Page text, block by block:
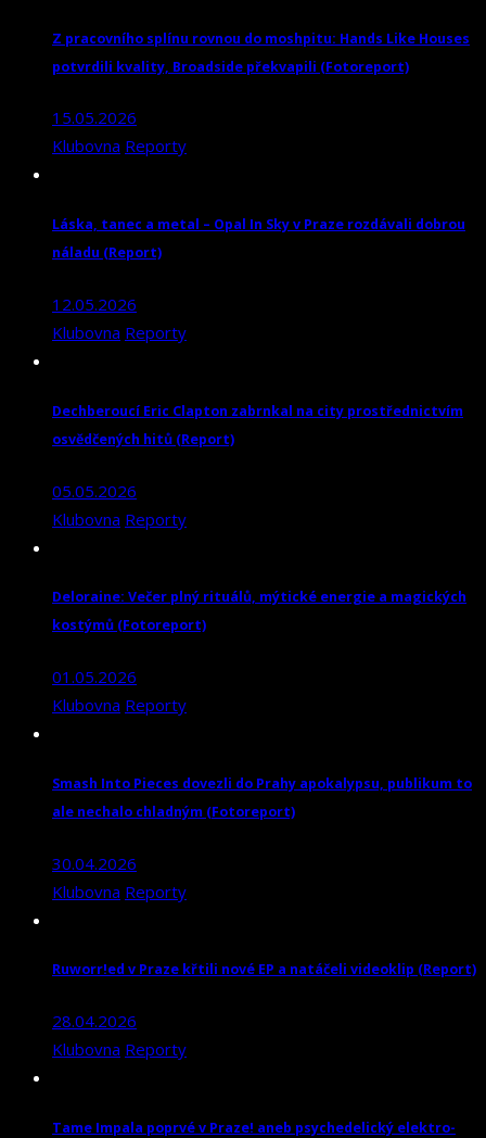
Z pracovního splínu rovnou do moshpitu: Hands Like Houses
potvrdili kvality, Broadside překvapili (Fotoreport)
15.05.2026
Klubovna Reporty
Láska, tanec a metal – Opal In Sky v Praze rozdávali dobrou
náladu (Report)
12.05.2026
Klubovna Reporty
Dechberoucí Eric Clapton zabrnkal na city prostřednictvím
osvědčených hitů (Report)
05.05.2026
Klubovna Reporty
Deloraine: Večer plný rituálů, mýtické energie a magických
kostýmů (Fotoreport)
01.05.2026
Klubovna Reporty
Smash Into Pieces dovezli do Prahy apokalypsu, publikum to
ale nechalo chladným (Fotoreport)
30.04.2026
Klubovna Reporty
Ruworr!ed v Praze křtili nové EP a natáčeli videoklip (Report)
28.04.2026
Klubovna Reporty
Tame Impala poprvé v Praze! aneb psychedelický elektro-